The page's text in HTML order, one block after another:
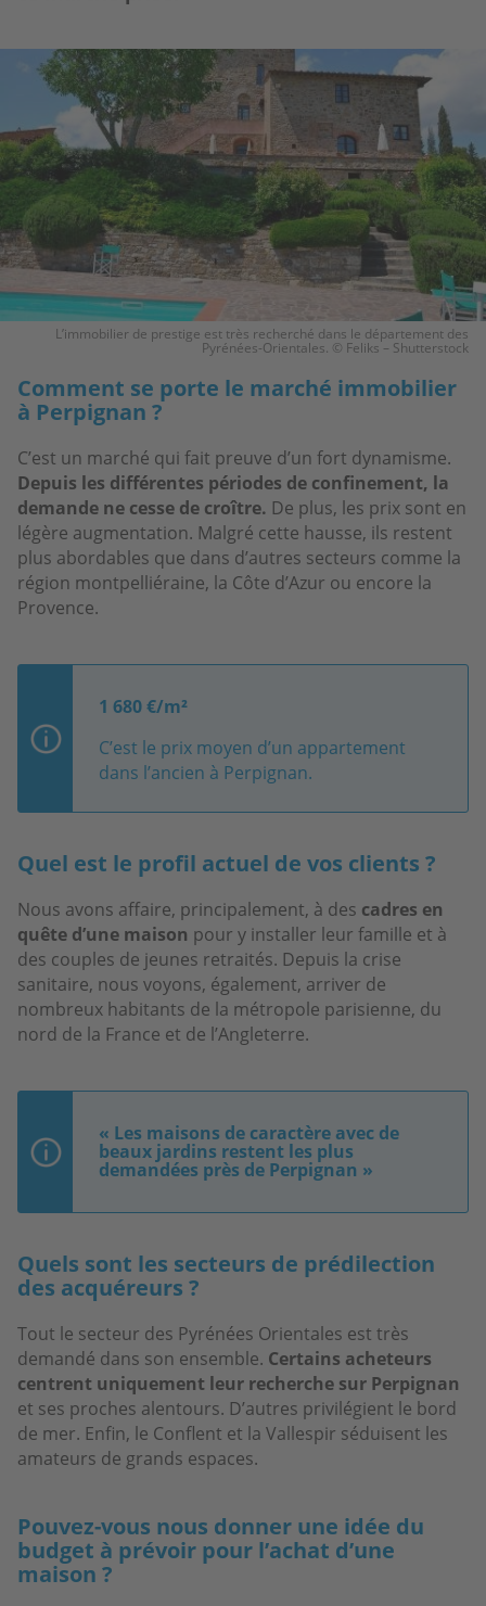
Image
L’immobilier de prestige est très recherché dans le département des
Pyrénées-Orientales. © Feliks – Shutterstock
Comment se porte le marché immobilier
à Perpignan ?
C’est un marché qui fait preuve d’un fort dynamisme.
Depuis les différentes périodes de confinement, la
demande ne cesse de croître. De plus, les prix sont en
légère augmentation. Malgré cette hausse, ils restent
plus abordables que dans d’autres secteurs comme la
région montpelliéraine, la Côte d’Azur ou encore la
Provence.
1 680 €/m²
C’est le prix moyen d’un appartement
dans l’ancien à Perpignan.
Quel est le profil actuel de vos clients ?
Nous avons affaire, principalement, à des cadres en
quête d’une maison pour y installer leur famille et à
des couples de jeunes retraités. Depuis la crise
sanitaire, nous voyons, également, arriver de
nombreux habitants de la métropole parisienne, du
nord de la France et de l’Angleterre.
« Les maisons de caractère avec de
beaux jardins restent les plus
demandées près de Perpignan »
Quels sont les secteurs de prédilection
des acquéreurs ?
Tout le secteur des Pyrénées Orientales est très
demandé dans son ensemble. Certains acheteurs
centrent uniquement leur recherche sur Perpignan
et ses proches alentours. D’autres privilégient le bord
de mer. Enfin, le Conflent et la Vallespir séduisent les
amateurs de grands espaces.
Pouvez-vous nous donner une idée du
budget à prévoir pour l’achat d’une
maison ?